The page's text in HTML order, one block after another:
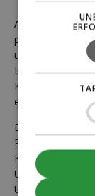
Als Kunde bei
personalisierten
und ihre
Lösung zu
erhöht.
Biofuel Express
Pioniere auf
Kraftstoffe. Mit
Umstellungen
Unternehmen zu